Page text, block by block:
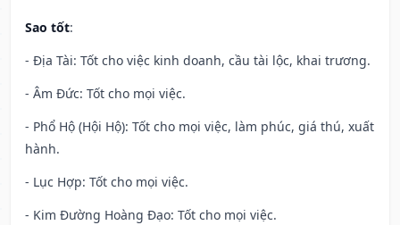
Sao tốt:
- Địa Tài: Tốt cho việc kinh doanh, cầu tài lộc, khai trương.
- Âm Đức: Tốt cho mọi việc.
- Phổ Hộ (Hội Hộ): Tốt cho mọi việc, làm phúc, giá thú, xuất
hành.
- Lục Hợp: Tốt cho mọi việc.
- Kim Đường Hoàng Đạo: Tốt cho mọi việc.